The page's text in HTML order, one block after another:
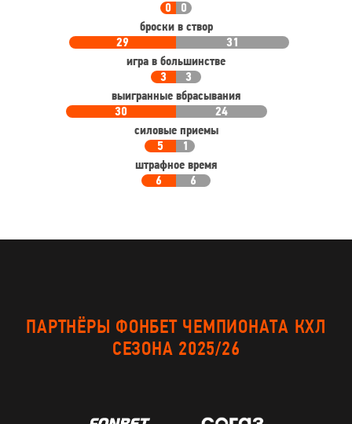
0
0
броски в створ
29
31
игра в большинстве
3
3
выигранные вбрасывания
30
24
силовые приемы
5
1
штрафное время
6
6
ПАРТНЁРЫ ФОНБЕТ ЧЕМПИОНАТА КХЛ
СЕЗОНА 2025/26